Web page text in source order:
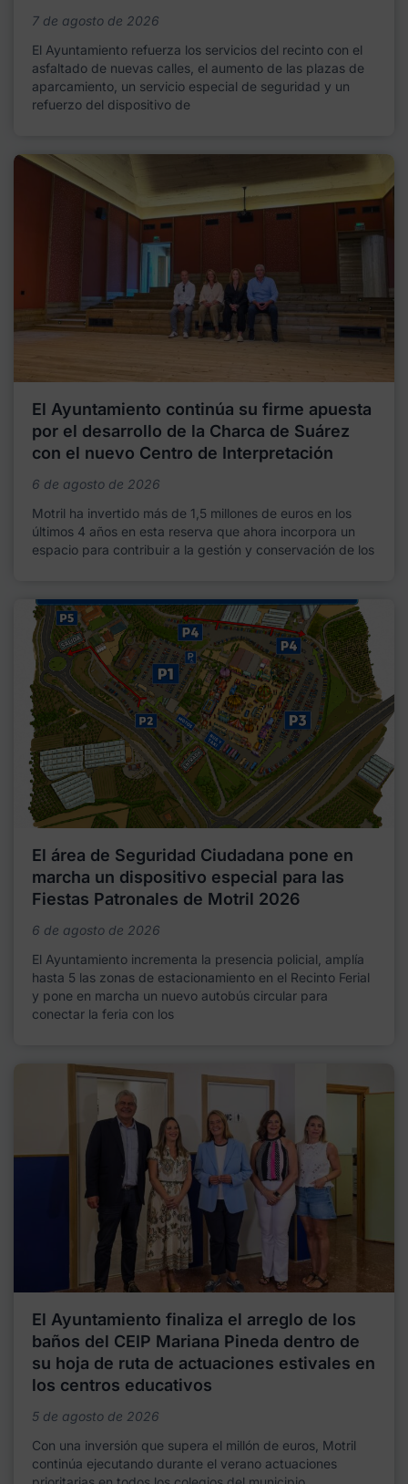
7 de agosto de 2026
El Ayuntamiento refuerza los servicios del recinto con el
asfaltado de nuevas calles, el aumento de las plazas de
aparcamiento, un servicio especial de seguridad y un
refuerzo del dispositivo de
El Ayuntamiento continúa su firme apuesta
por el desarrollo de la Charca de Suárez
con el nuevo Centro de Interpretación
6 de agosto de 2026
Motril ha invertido más de 1,5 millones de euros en los
últimos 4 años en esta reserva que ahora incorpora un
espacio para contribuir a la gestión y conservación de los
El área de Seguridad Ciudadana pone en
marcha un dispositivo especial para las
Fiestas Patronales de Motril 2026
6 de agosto de 2026
El Ayuntamiento incrementa la presencia policial, amplía
hasta 5 las zonas de estacionamiento en el Recinto Ferial
y pone en marcha un nuevo autobús circular para
conectar la feria con los
El Ayuntamiento finaliza el arreglo de los
baños del CEIP Mariana Pineda dentro de
su hoja de ruta de actuaciones estivales en
los centros educativos
5 de agosto de 2026
Con una inversión que supera el millón de euros, Motril
continúa ejecutando durante el verano actuaciones